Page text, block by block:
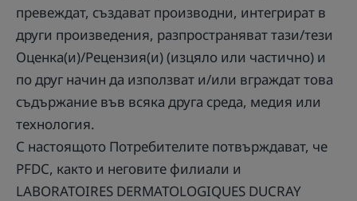
превеждат, създават производни, интегрират в
други произведения, разпространяват тази/тези
Оценка(и)/Рецензия(и) (изцяло или частично) и
по друг начин да използват и/или вграждат това
съдържание във всяка друга среда, медия или
технология.
С настоящото Потребителите потвърждават, че
PFDC, както и неговите филиали и
LABORATOIRES DERMATOLOGIQUES DUCRAY